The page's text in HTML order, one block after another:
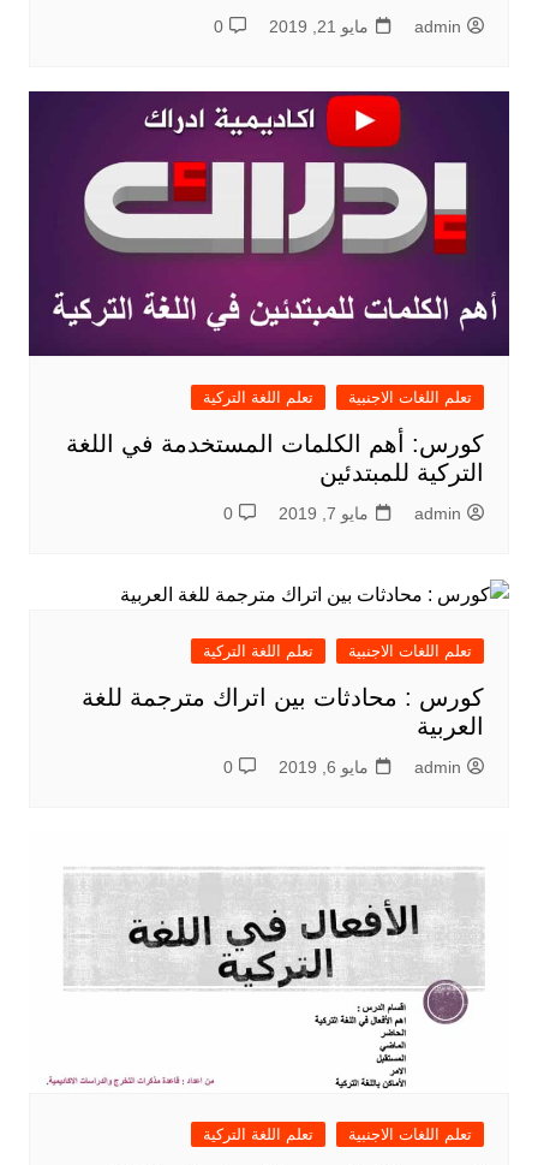
admin مايو 21, 2019 0
تعلم اللغات الاجنبية تعلم اللغة التركية
كورس: أهم الكلمات المستخدمة في اللغة
التركية للمبتدئين
admin مايو 7, 2019 0
تعلم اللغات الاجنبية تعلم اللغة التركية
كورس : محادثات بين اتراك مترجمة للغة
العربية
admin مايو 6, 2019 0
تعلم اللغات الاجنبية تعلم اللغة التركية